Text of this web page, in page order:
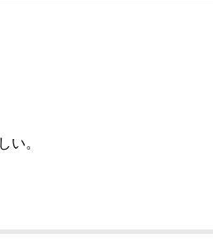
い。